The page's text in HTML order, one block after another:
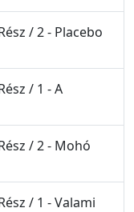
/ 2 - Placebo
/ 1 - A
/ 2 - Mohó
/ 1 - Valami